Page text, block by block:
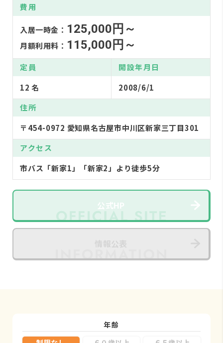
費用
入居一時金： 125,000円～
月額利用料： 115,000円～
定員
12 名
開設年月日
2008/6/1
住所
〒454-0972 愛知県名古屋市中川区新家三丁目301
アクセス
市バス「新家1」「新家2」より徒歩5分
公式HP
年齢